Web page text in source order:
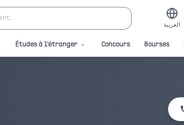
العربية
Études à l'étranger Concours Bourses